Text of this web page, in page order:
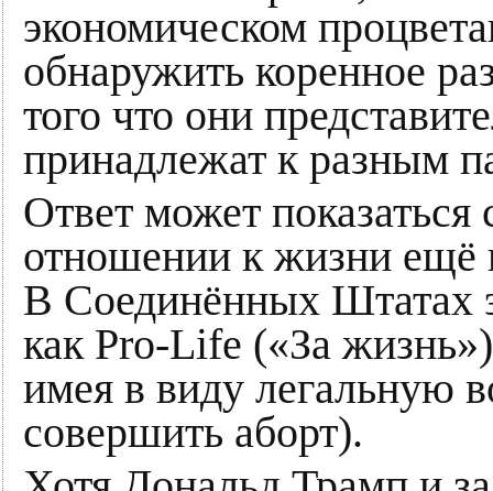
экономическом
обнаружить коренное
того что они
принадлежат к разным
Ответ может
отношении к жизни ещё
В Соединённых Штатах
как Pro-Life («За
имея в виду легальную
совершить аборт).